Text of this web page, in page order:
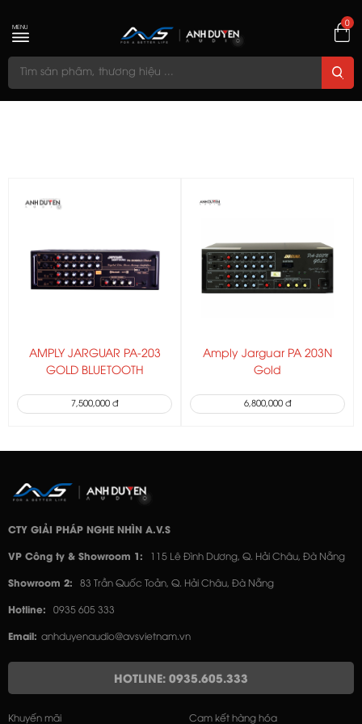
0
MENU
AMPLY JARGUAR PA-203
GOLD BLUETOOTH
7,500,000 đ
Amply Jarguar PA 203N
Gold
6,800,000 đ
CTY GIẢI PHÁP NGHE NHÌN A.V.S
VP Công ty & Showroom 1: 115 Lê Đình Dương, Q. Hải Châu, Đà Nẵng
Showroom 2: 83 Trần Quốc Toản, Q. Hải Châu, Đà Nẵng
Hotline: 0935 605 333
Email: anhduyenaudio@avsvietnam.vn
HOTLINE: 0935.605.333
Khuyến mãi Cam kết hàng hóa